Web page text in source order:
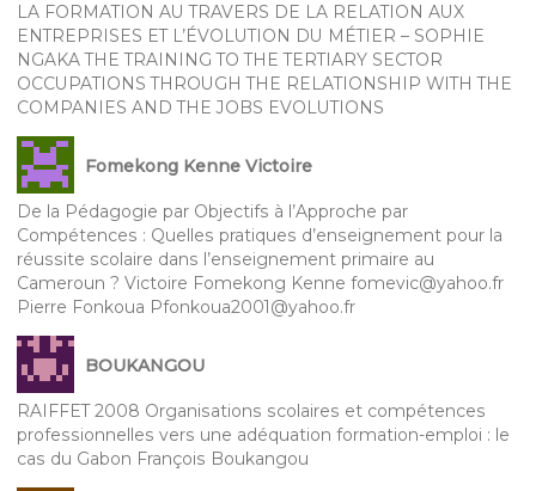
LA FORMATION AU TRAVERS DE LA RELATION AUX
ENTREPRISES ET L’ÉVOLUTION DU MÉTIER – SOPHIE
NGAKA THE TRAINING TO THE TERTIARY SECTOR
OCCUPATIONS THROUGH THE RELATIONSHIP WITH THE
COMPANIES AND THE JOBS EVOLUTIONS
Fomekong Kenne Victoire
De la Pédagogie par Objectifs à l’Approche par
Compétences : Quelles pratiques d’enseignement pour la
réussite scolaire dans l’enseignement primaire au
Cameroun ? Victoire Fomekong Kenne fomevic@yahoo.fr
Pierre Fonkoua Pfonkoua2001@yahoo.fr
BOUKANGOU
RAIFFET 2008 Organisations scolaires et compétences
professionnelles vers une adéquation formation-emploi : le
cas du Gabon François Boukangou